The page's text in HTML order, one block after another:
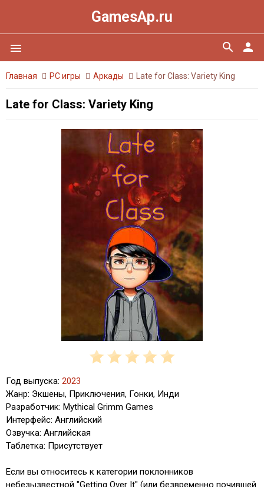
GamesAp.ru
menu person
search
Главная PC игры Аркады Late for Class: Variety King
Late for Class: Variety King
Год выпуска: 2023
Жанр: Экшены, Приключения, Гонки, Инди
Разработчик: Mythical Grimm Games
Интерфейс: Английский
Озвучка: Английская
Таблетка: Присутствует
Если вы относитесь к категории поклонников
небезызвестной "Getting Over It" (или безвременно почившей